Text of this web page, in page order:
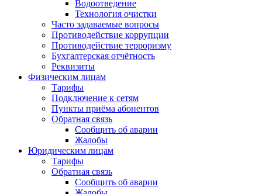
Водоотведение
Технология очистки
Часто задаваемые вопросы
Противодействие коррупции
Противодействие терроризму
Бухгалтерская отчётность
Реквизиты
Физическим лицам
Тарифы
Подключение к сетям
Пункты приёма абонентов
Обратная связь
Сообщить об аварии
Жалобы
Юридическим лицам
Тарифы
Обратная связь
Сообщить об аварии